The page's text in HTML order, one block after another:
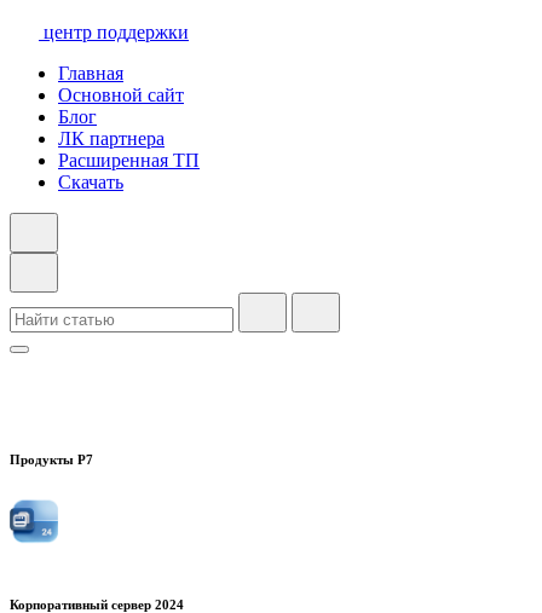
центр поддержки
Главная
Основной сайт
Блог
ЛК партнера
Расширенная ТП
Скачать
Продукты Р7
Корпоративный сервер 2024